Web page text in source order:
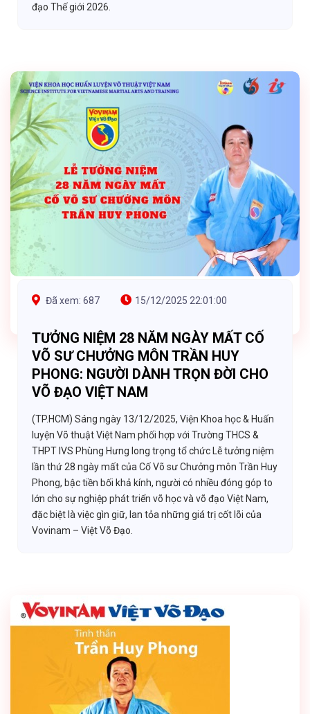
đạo Thế giới 2026.
Đã xem: 687 15/12/2025 22:01:00
TƯỞNG NIỆM 28 NĂM NGÀY MẤT CỐ
VÕ SƯ CHƯỞNG MÔN TRẦN HUY
PHONG: NGƯỜI DÀNH TRỌN ĐỜI CHO
VÕ ĐẠO VIỆT NAM
(TP.HCM) Sáng ngày 13/12/2025, Viện Khoa học & Huấn
luyện Võ thuật Việt Nam phối hợp với Trường THCS &
THPT IVS Phùng Hưng long trọng tổ chức Lễ tưởng niệm
lần thứ 28 ngày mất của Cố Võ sư Chưởng môn Trần Huy
Phong, bậc tiền bối khả kính, người có nhiều đóng góp to
lớn cho sự nghiệp phát triển võ học và võ đạo Việt Nam,
đặc biệt là việc gìn giữ, lan tỏa những giá trị cốt lõi của
Vovinam – Việt Võ Đạo.